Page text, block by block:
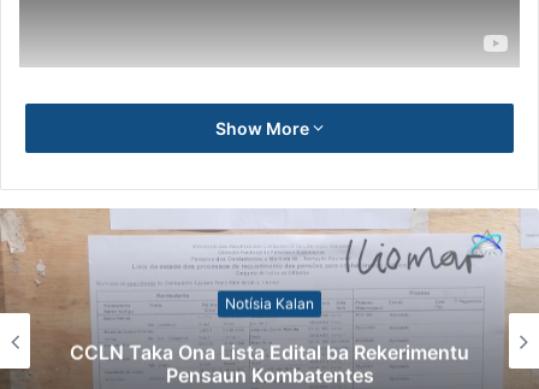
Show More
Notísia Kalan
CCLN Taka Ona Lista Edital ba Rekerimentu
Pensaun Kombatentes